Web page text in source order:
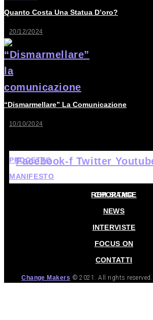
Quanto Costa Una Statua D’oro?
20/12/2024
“Dismarmellare” La Comunicazione
10/10/2024
Facebook-f Twitter
CHI SIAMO
PROGETTO
MANIFESTO
REPORTAGE
NEWS
INTERVISTE
FOCUS ON
CONTATTI
Change Makers © 2021. All rights reserved.